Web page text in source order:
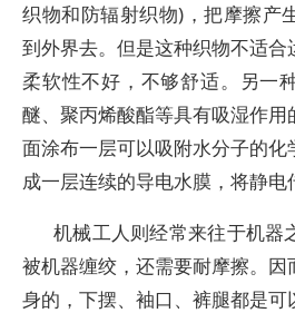
织物和防辐射织物)，把摩擦产
到外界去。但是这种织物不适
柔软性不好，不够舒适。另一
醚、聚丙烯酸酯等具有吸湿作
面涂布一层可以吸附水分子的
成一层连续的导电水膜，将静电
机械工人则经常来往于机器
被机器缠绞，还需要耐摩擦。
身的，下摆、袖口、裤腿都是